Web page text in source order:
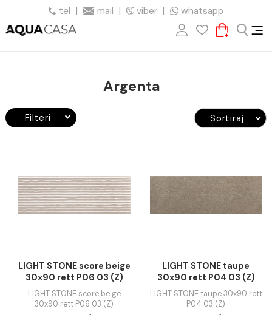
tel | mail | viber | whatsapp
Argenta
Filteri Sortiraj
LIGHT STONE score beige
30x90 rett P06 03 (Z)
LIGHT STONE
30x90 rett P04 03